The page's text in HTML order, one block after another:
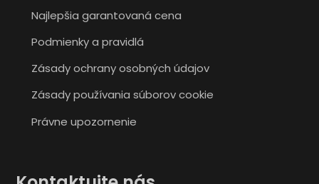
Najlepšia garantovaná cena
Podmienky a pravidlá
Zásady ochrany osobných údajov
Zásady používania súborov cookie
Právne upozornenie